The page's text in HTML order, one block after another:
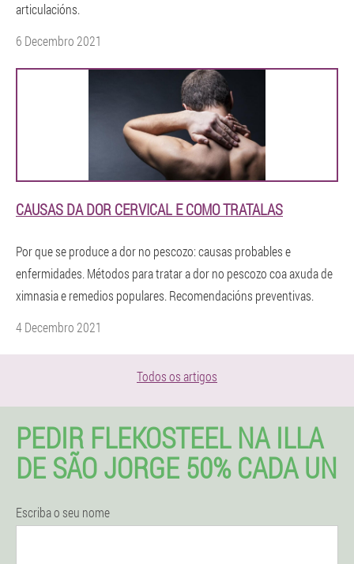
articulacións.
6 Decembro 2021
CAUSAS DA DOR CERVICAL E COMO TRATALAS
Por que se produce a dor no pescozo: causas probables e
enfermidades. Métodos para tratar a dor no pescozo coa axuda de
ximnasia e remedios populares. Recomendacións preventivas.
4 Decembro 2021
Todos os artigos
PEDIR FLEKOSTEEL NA ILLA
DE SÃO JORGE 50% CADA UN
Escriba o seu nome